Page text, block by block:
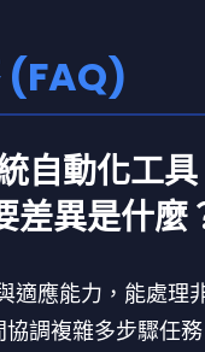
(FAQ)
自動化工具
差異是什麼
適應能力，能處理
調複雜多步驟任